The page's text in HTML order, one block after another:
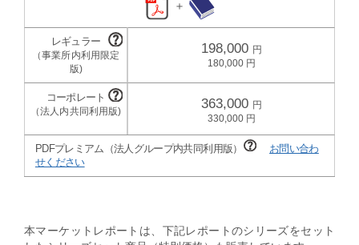
＋
198,000
180,000
363,000
330,000
PDFプレミアム（法人グループ内共同利用版）
お問い合わ
せください
本マーケットレポートは、下記レポートのシリーズをセット